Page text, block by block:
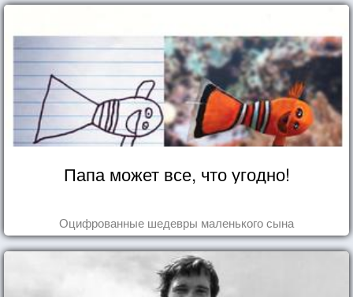
Папа может все, что угодно!
Оцифрованные шедевры маленького сына